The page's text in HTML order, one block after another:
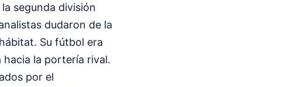
segunda división
dudaron de la
Su fútbol era
la portería rival.
por el